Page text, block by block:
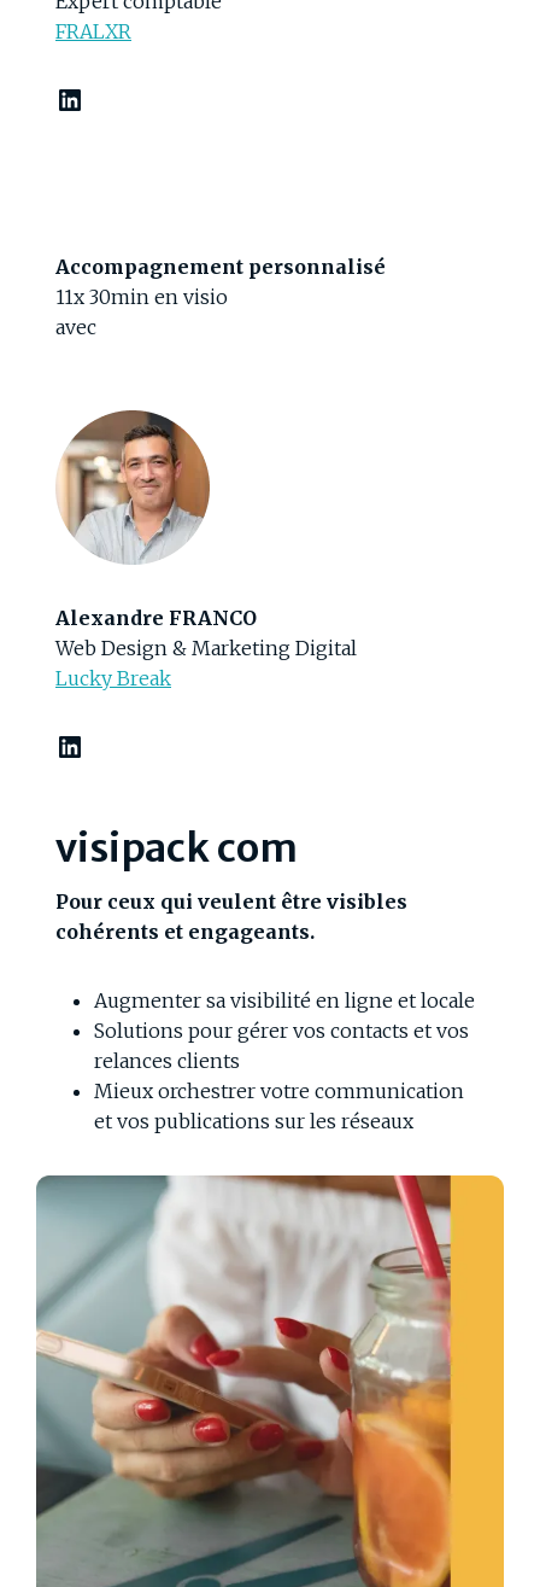
FRALXR
LinkedIn
Accompagnement personnalisé
11x 30min en visio
avec
Alexandre FRANCO
Web Design & Marketing Digital
Lucky Break
LinkedIn
visipack com
Pour ceux qui veulent être visibles
cohérents et engageants.
Augmenter sa visibilité en ligne et locale
Solutions pour gérer vos contacts et vos
relances clients
Mieux orchestrer votre communication
et vos publications sur les réseaux